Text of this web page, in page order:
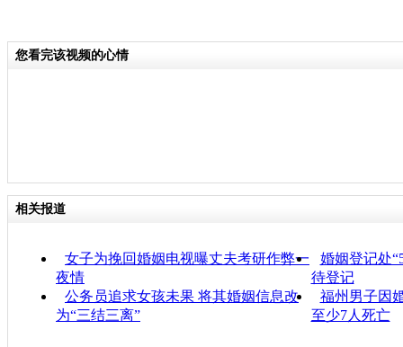
您看完该视频的心情
相关报道
女子为挽回婚姻电视曝丈夫考研作弊一
夜情
婚姻登记处
待登记
公务员追求女孩未果 将其婚姻信息改
为“三结三离”
福州男子因
至少7人死亡